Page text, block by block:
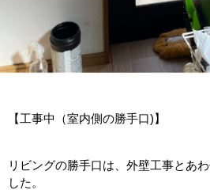
【工事中（室内側の勝手口)】
リビングの勝手口は、外壁工事とあ
した。